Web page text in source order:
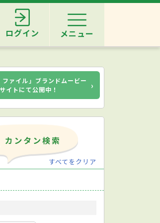
ログイン メニュー
ファイル」ブランドムービー
イトにて公開中！
›
すべてをクリア